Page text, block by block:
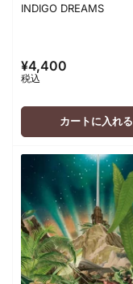
INDIGO DREAMS
通
常
価
¥4,400
税込
カートに入れる